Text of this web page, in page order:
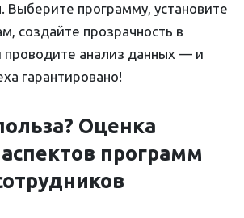
Выберите программу, установите
создайте прозрачность в
проводите анализ данных — и
гарантировано!
Оценка
программ